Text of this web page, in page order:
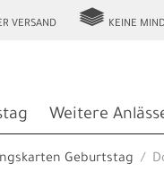
VERSAND g KEINE
Weitere
Geburtstag